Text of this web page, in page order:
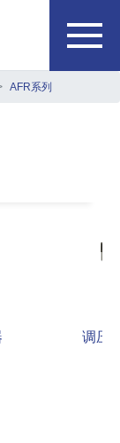
AFR系列
调压